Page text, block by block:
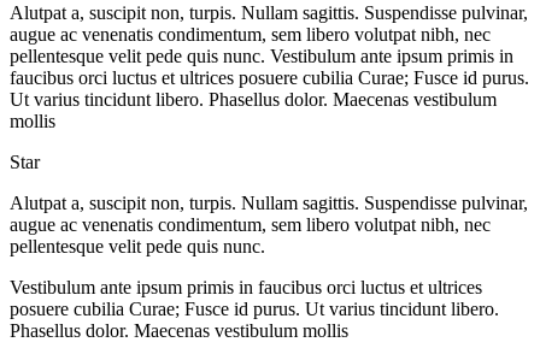
Alutpat a, suscipit non, turpis. Nullam sagittis. Suspendisse pulvinar,
augue ac venenatis condimentum, sem libero volutpat nibh, nec
pellentesque velit pede quis nunc. Vestibulum ante ipsum primis in
faucibus orci luctus et ultrices posuere cubilia Curae; Fusce id purus.
Ut varius tincidunt libero. Phasellus dolor. Maecenas vestibulum
mollis
Star
Alutpat a, suscipit non, turpis. Nullam sagittis. Suspendisse pulvinar,
augue ac venenatis condimentum, sem libero volutpat nibh, nec
pellentesque velit pede quis nunc.
Vestibulum ante ipsum primis in faucibus orci luctus et ultrices
posuere cubilia Curae; Fusce id purus. Ut varius tincidunt libero.
Phasellus dolor. Maecenas vestibulum mollis